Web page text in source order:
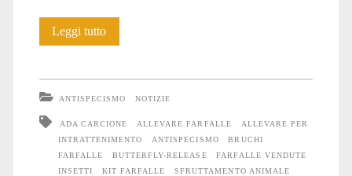
Leggi tuttoUn
Farfalle?
ANTISPECISMO NOTIZIE
ADA CARCIONE ALLEVARE FARFALLE
ALLEVARE PER
INTRATTENIMENTO
ANTISPECISMO
BRUCHI
FARFALLE
BUTTERFLY-RELEASE
FARFALLE VENDUTE
INSETTI
KIT FARFALLE
SFRUTTAMENTO ANIMALE